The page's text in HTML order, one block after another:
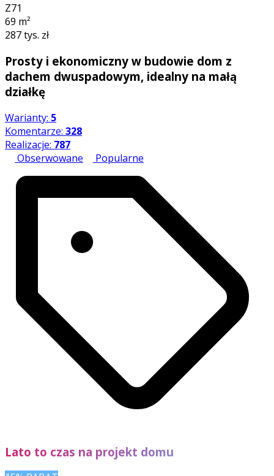
Z71
69 m²
287 tys. zł
Prosty i ekonomiczny w budowie dom z
dachem dwuspadowym, idealny na małą
działkę
Warianty: 5
Komentarze: 328
Realizacje: 787
Obserwowane
Popularne
Lato to czas na projekt domu